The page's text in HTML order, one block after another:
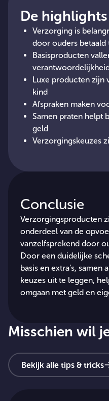
De
Verzorging is
door ouders betaald
Basisproducten
Luxe producten zijn
kind
Afspraken maken
Samen praten helpt
geld
Verzorgingskeuzes
Conclusie
Verzorgingsproducten
onderdeel van de
vanzelfsprekend door
Door een duidelijke
basis en extra’s, samen
keuzes uit te leggen,
omgaan met geld en
Misschien wil
Bekijk alle tips & tricks